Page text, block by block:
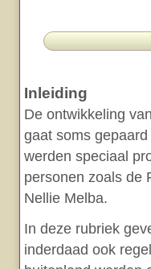
Inleiding
De ontwikkeling
gaat soms
werden speciaal
personen zoals de
Nellie Melba.
In deze rubriek
inderdaad ook